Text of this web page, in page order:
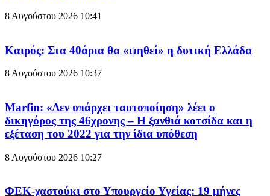
8 Αυγούστου 2026 10:41
Καιρός: Στα 40άρια θα «ψηθεί» η δυτική Ελλάδα
8 Αυγούστου 2026 10:37
Marfin: «Δεν υπάρχει ταυτοποίηση» λέει ο
δικηγόρος της 46χρονης – Η ξανθιά κοτσίδα και η
εξέταση του 2022 για την ίδια υπόθεση
8 Αυγούστου 2026 10:27
ΦΕΚ-χαστούκι στο Υπουργείο Υγείας: 19 μήνες